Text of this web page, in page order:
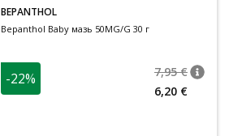
BEPANTHOL
Bepanthol Baby мазь 50MG/G 30 г
-22% 7,95 €
6,20 €